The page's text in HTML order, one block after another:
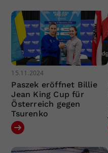
15.11.2024
Paszek eröffnet Billie
Jean King Cup für
Österreich gegen
Tsurenko